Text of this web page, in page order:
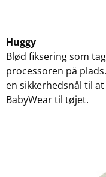
Huggy
Blød fiksering som
processoren på
en sikkerhedsnål til
BabyWear til tøjet.